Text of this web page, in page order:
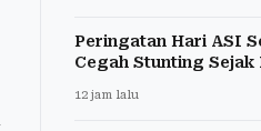
Peringatan Hari ASI
Cegah Stunting Sejak
12 jam lalu